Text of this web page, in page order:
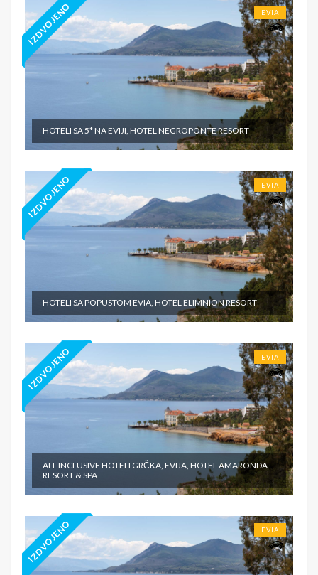
IZDVOJENO EVIA
HOTELI SA 5* NA EVIJI, HOTEL NEGROPONTE RESORT
IZDVOJENO EVIA
HOTELI SA POPUSTOM EVIA, HOTEL ELIMNION RESORT
IZDVOJENO EVIA
ALL INCLUSIVE HOTELI GRČKA, EVIJA, HOTEL AMARONDA
RESORT & SPA
IZDVOJENO EVIA